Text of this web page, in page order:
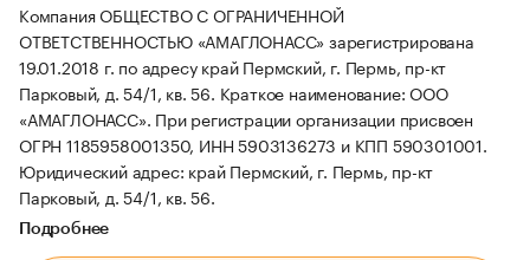
Компания ОБЩЕСТВО С ОГРАНИЧЕННОЙ
ОТВЕТСТВЕННОСТЬЮ «АМАГЛОНАСС» зарегистрирована
19.01.2018 г. по адресу край Пермский, г. Пермь, пр-кт
Парковый, д. 54/1, кв. 56. Краткое наименование: ООО
«АМАГЛОНАСС». При регистрации организации присвоен
ОГРН 1185958001350, ИНН 5903136273 и КПП 590301001.
Юридический адрес: край Пермский, г. Пермь, пр-кт
Парковый, д. 54/1, кв. 56.
Подробнее